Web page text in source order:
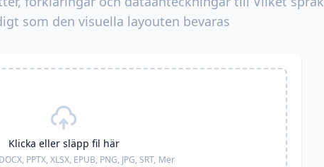
som den visuella layouten bevaras
Klicka eller släpp fil här
PPTX, XLSX, EPUB, PNG, JPG, SRT, Mer